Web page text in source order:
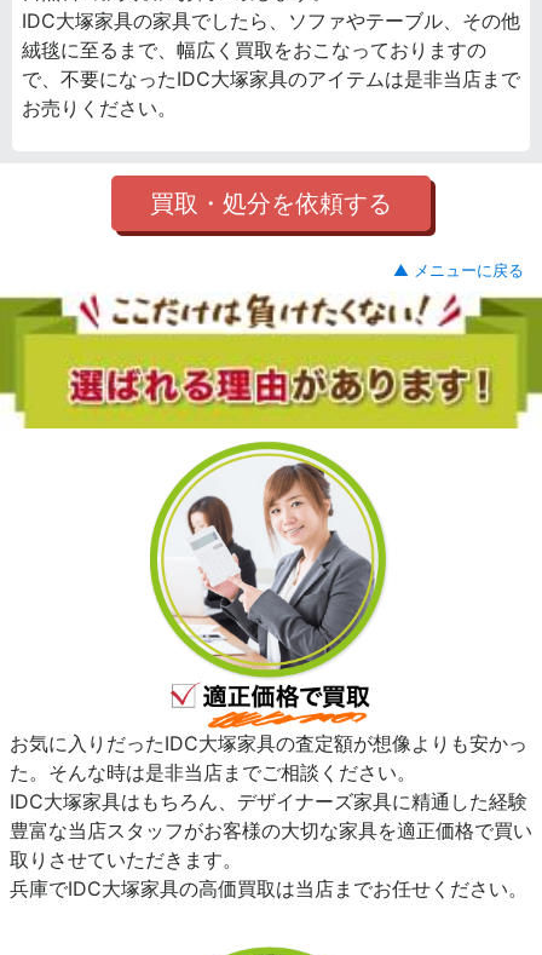
IDC大塚家具の家具でしたら、ソファやテーブル、その他
絨毯に至るまで、幅広く買取をおこなっておりますの
で、不要になったIDC大塚家具のアイテムは是非当店まで
お売りください。
買取・処分を依頼する
▲ メニューに戻る
お気に入りだったIDC大塚家具の査定額が想像よりも安かっ
た。そんな時は是非当店までご相談ください。
IDC大塚家具はもちろん、デザイナーズ家具に精通した経験
豊富な当店スタッフがお客様の大切な家具を適正価格で買い
取りさせていただきます。
兵庫でIDC大塚家具の高価買取は当店までお任せください。